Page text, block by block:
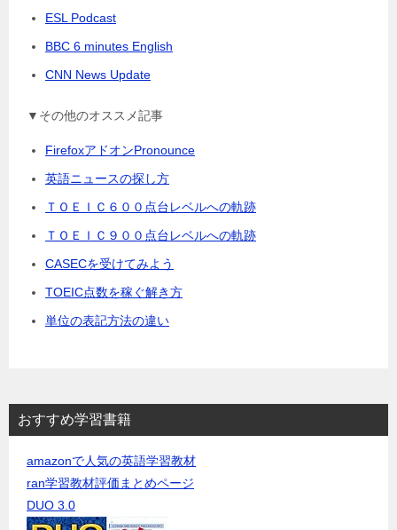
ESL Podcast
BBC 6 minutes English
CNN News Update
▼その他のオススメ記事
FirefoxアドオンPronounce
英語ニュースの探し方
ＴＯＥＩＣ６００点台レベルへの軌跡
ＴＯＥＩＣ９００点台レベルへの軌跡
CASECを受けてみよう
TOEIC点数を稼ぐ解き方
単位の表記方法の違い
おすすめ学習書籍
amazonで人気の英語学習教材
ran学習教材評価まとめページ
DUO 3.0